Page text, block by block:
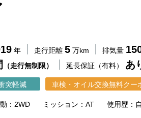
年 走行距離 5 万km 排気量
（走行無制限） 延長保証（有料） あ
突軽減 車検・オイル交換無料クー
：2WD ミッション：AT 使用歴：